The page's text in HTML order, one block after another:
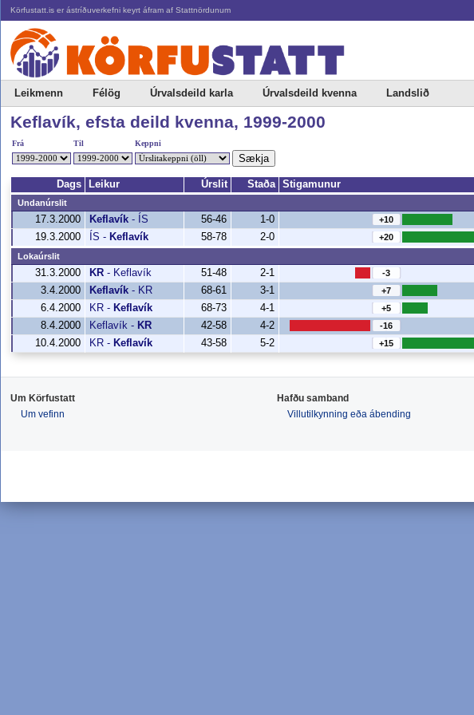
Körfustatt.is er ástríðuverkefni keyrt áfram af Stattnördunum
Leikmenn Félög Úrvalsdeild karla Úrvalsdeild kvenna Landslið
Keflavík, efsta deild kvenna, 1999-2000
Frá Til Keppni
Sækja
Dags Leikur Úrslit Staða Stigamunur
Undanúrslit
17.3.2000 Keflavík - ÍS 56-46 1-0 +10
19.3.2000
ÍS - Keflavík 58-78 2-0 +20
Lokaúrslit
31.3.2000 KR - Keflavík 51-48 2-1 -3
3.4.2000
Keflavík - KR 68-61 3-1 +7
6.4.2000
KR - Keflavík 68-73 4-1 +5
8.4.2000
Keflavík - KR 42-58 4-2 -16
10.4.2000
KR - Keflavík 43-58 5-2 +15
Um Körfustatt
Um vefinn
Hafðu samband
Villutilkynning eða ábending